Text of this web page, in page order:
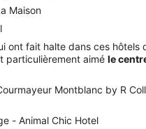
Maison
ont fait halte dans ces hôtels
particulièrement aimé le
Montblanc by R
- Animal Chic Hotel